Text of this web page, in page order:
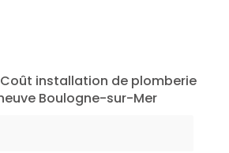
installation de plomberie
Boulogne-sur-Mer